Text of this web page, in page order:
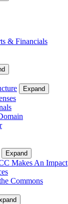
& Financials
Expand
Expand
Makes An Impact
Commons